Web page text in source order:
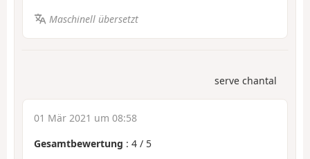
Maschinell übersetzt
serve chantal
01 Mär 2021 um 08:58
Gesamtbewertung : 4 / 5